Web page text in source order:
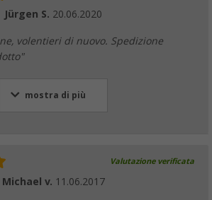
Jürgen S. 20.06.2020
volentieri di nuovo. Spedizione
mostra di più
Valutazione verificata
Michael v. 11.06.2017